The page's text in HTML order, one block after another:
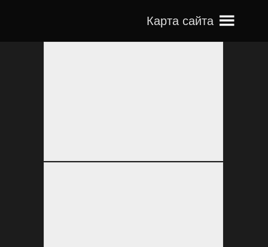
Карта сайта